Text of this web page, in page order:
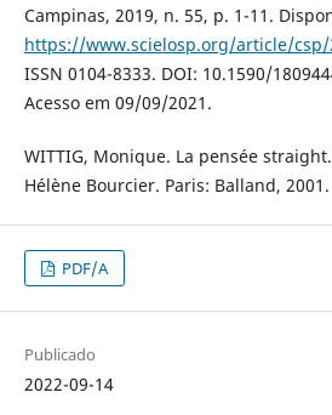
Campinas, 2019, n. 55, p. 1-11.
https://www.scielosp.org/article/
ISSN 0104-8333. DOI: 10.1590/
Acesso em 09/09/2021.
WITTIG, Monique. La pensée
Hélène Bourcier. Paris: Balland, 2001.
PDF/A
Publicado
2022-09-14